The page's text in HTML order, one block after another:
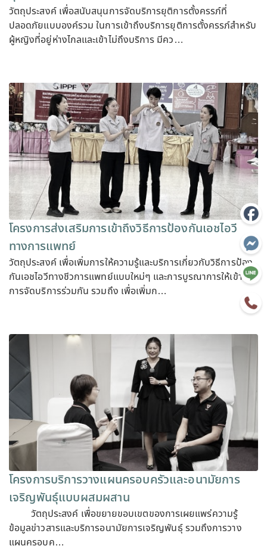
วัตถุประสงค์ เพื่อสนับสนุนการจัดบริการยุติการตั้งครรภ์ที่
ปลอดภัยแบบองค์รวม ในการเข้าถึงบริการยุติการตั้งครรภ์สำหรับ
ผู้หญิงที่อยู่ห่างไกลและเข้าไม่ถึงบริการ มีคว…
โครงการส่งเสริมการเข้าถึงวิธีการป้องกันเอชไอวี
ทางการแพทย์
วัตถุประสงค์ เพื่อเพิ่มการให้ความรู้และบริการเกี่ยวกับวิธีการป้อง
กันเอชไอวีทางชีวการแพทย์แบบใหม่ๆ และการบูรณาการให้เข้ากับ
การจัดบริการร่วมกัน รวมถึง เพื่อเพิ่มก…
โครงการบริการวางแผนครอบครัวและอนามัยการ
เจริญพันธุ์แบบผสมผสาน
วัตถุประสงค์ เพื่อขยายขอบเขตของการเผยแพร่ความรู้
ข้อมูลข่าวสารและบริการอนามัยการเจริญพันธุ์ รวมถึงการวาง
แผนครอบค…